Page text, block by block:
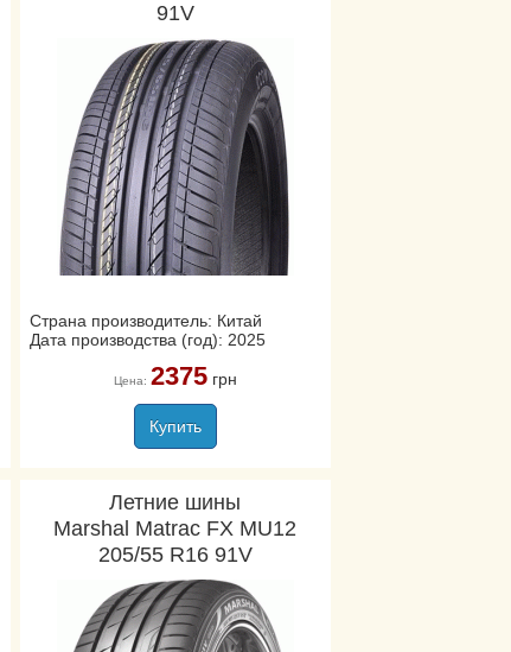
91V
Страна производитель: Китай
Дата производства (год): 2025
Цена: 2375грн
Купить
Летние шины
Marshal Matrac FX MU12
205/55 R16 91V